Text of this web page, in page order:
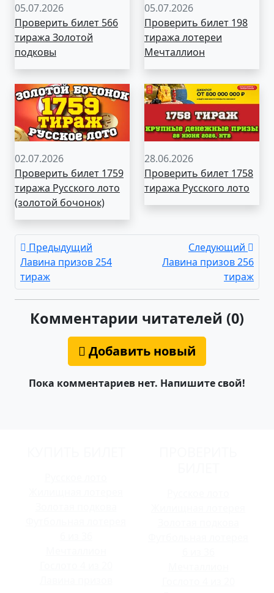
05.07.2026
Проверить билет 566
тиража Золотой
подковы
05.07.2026
Проверить билет 198
тиража лотереи
Мечталлион
02.07.2026
Проверить билет 1759
тиража Русского лото
(золотой бочонок)
28.06.2026
Проверить билет 1758
тиража Русского лото
Предыдущий
Лавина призов 254
тираж
Следующий
Лавина призов 256
тираж
Комментарии читателей (0)
Добавить новый
Пока комментариев нет. Напишите свой!